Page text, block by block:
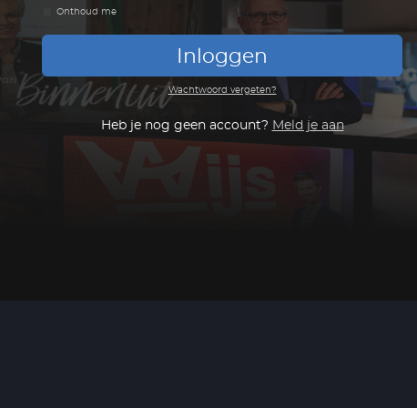
Onthoud me
Inloggen
Wachtwoord vergeten?
Heb je nog geen account? Meld je aan